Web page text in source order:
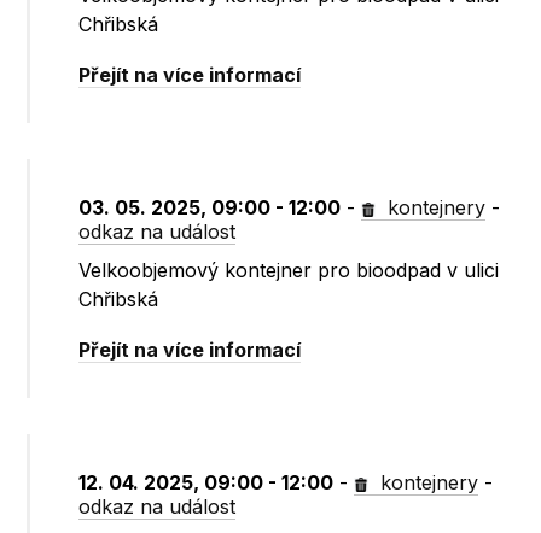
Chřibská
Přejít na více informací
03. 05. 2025, 09:00 - 12:00 - kontejnery -
odkaz na událost
Velkoobjemový kontejner pro bioodpad v ulici
Chřibská
Přejít na více informací
12. 04. 2025, 09:00 - 12:00 - kontejnery -
odkaz na událost